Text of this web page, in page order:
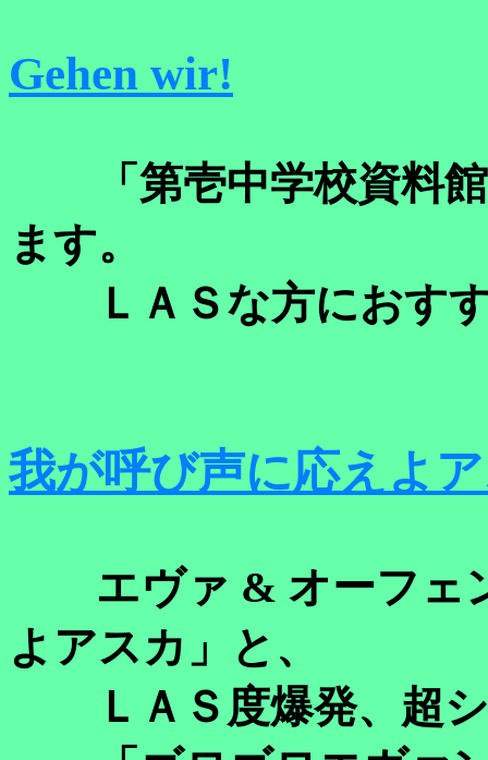
Gehen wir!
「第壱中学校資料館
ます。
ＬＡＳな方におす
我が呼び声に応えよ
エヴァ & オーフェ
よアスカ」と、
ＬＡＳ度爆発、超シ